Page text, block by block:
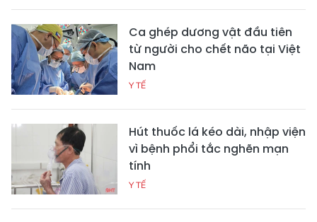
Ca ghép dương vật đầu tiên
từ người cho chết não tại Việt
Nam
Y TẾ
Hút thuốc lá kéo dài, nhập viện
vì bệnh phổi tắc nghẽn mạn
tính
Y TẾ